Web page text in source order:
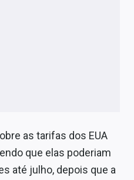
as tarifas dos EUA
que elas poderiam
até julho, depois que a